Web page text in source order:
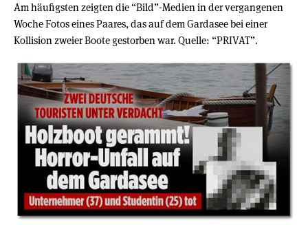
Am häufigsten zeigten die “Bild”-Medien in der vergangenen
Woche Fotos eines Paares, das auf dem Gardasee bei einer
Kollision zweier Boote gestorben war. Quelle: “PRIVAT”.